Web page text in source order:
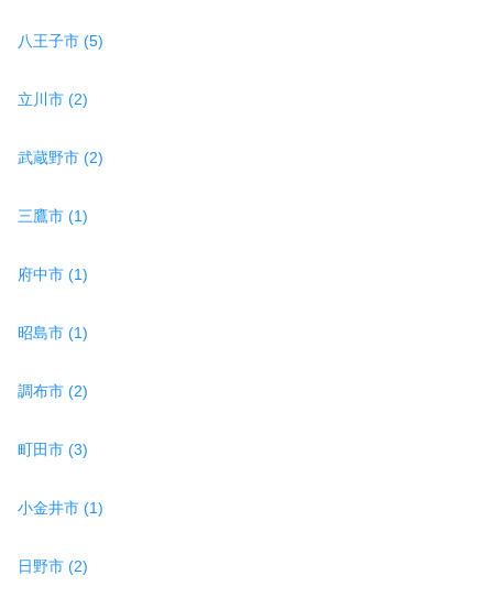
八王子市 (5)
立川市 (2)
武蔵野市 (2)
三鷹市 (1)
府中市 (1)
昭島市 (1)
調布市 (2)
町田市 (3)
小金井市 (1)
日野市 (2)